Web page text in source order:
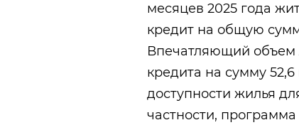
месяцев 2025 года
кредит на общую
Впечатляющий объем
кредита на сумму
доступности жилья
частности,